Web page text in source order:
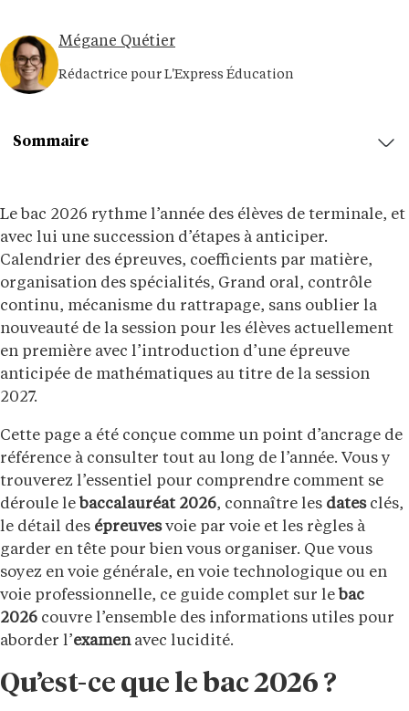
Mégane Quétier
Rédactrice pour L'Express Éducation
Le bac 2026 rythme l’année des élèves de terminale, et
avec lui une succession d’étapes à anticiper.
Calendrier des épreuves, coefficients par matière,
organisation des spécialités, Grand oral, contrôle
continu, mécanisme du rattrapage, sans oublier la
nouveauté de la session pour les élèves actuellement
en première avec l’introduction d’une épreuve
anticipée de mathématiques au titre de la session
2027.
Cette page a été conçue comme un point d’ancrage de
référence à consulter tout au long de l’année. Vous y
trouverez l’essentiel pour comprendre comment se
déroule le baccalauréat 2026, connaître les datesclés,
le détail des épreuvesvoie par voie et les règles à
garder en tête pour bien vous organiser. Que vous
soyez en voie générale, en voie technologique ou en
voie professionnelle, ce guide complet sur le bac
2026 couvre l’ensemble des informations utiles pour
aborder l’examenavec lucidité.
Qu’est-ce que le bac 2026 ?
Sommaire